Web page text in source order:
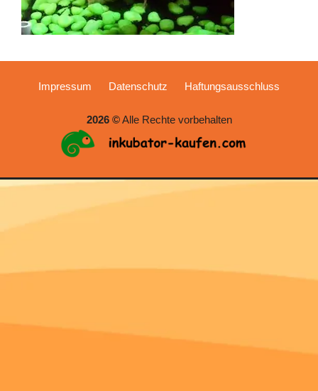
Impressum Datenschutz Haftungsausschluss
2026 ©Alle Rechte vorbehalten